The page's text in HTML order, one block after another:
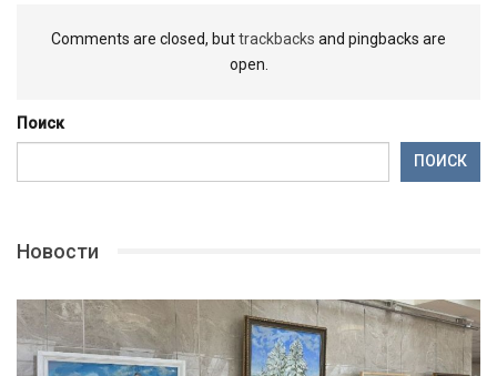
Comments are closed, buttrackbacks and pingbacks are
open.
Поиск
ПОИСК
Новости